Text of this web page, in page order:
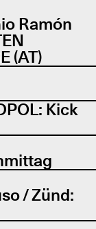
Ramón
(AT)
Kick
/ Zünd: